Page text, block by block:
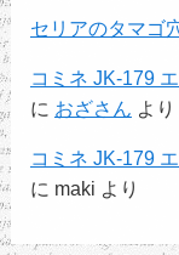
セリアのタマゴ
コミネ JK-179
に おざさん より
コミネ JK-179
に maki より